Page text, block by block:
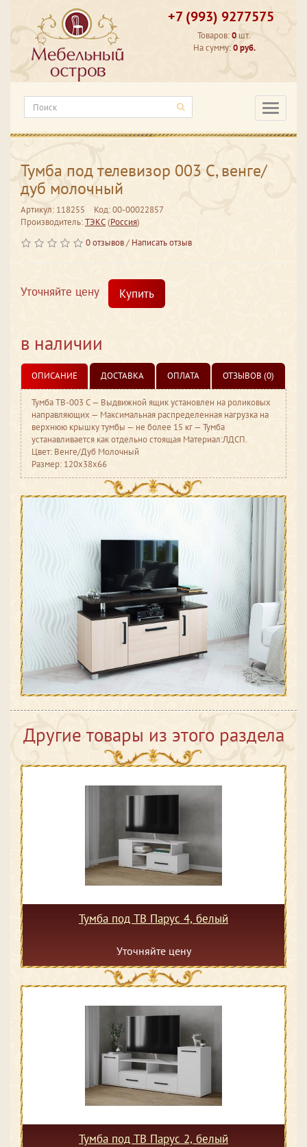
+7 (993) 9277575
Товаров:0 шт.
На сумму:0 руб.
Тумба под телевизор 003 С, венге/
дуб молочный
Артикул: 118255
Код: 00-00022857
Производитель:ТЭКС(Россия)
0 отзывов/ Написать отзыв
Уточняйте цену Купить
в наличии
ОПИСАНИЕ ДОСТАВКА ОПЛАТА ОТЗЫВОВ (0)
Тумба ТВ-003 С — Выдвижной ящик установлен на роликовых
направляющих — Максимальная распределенная нагрузка на
верхнюю крышку тумбы — не более 15 кг — Тумба
устанавливается как отдельно стоящая Материал:ЛДСП.
Цвет: Венге/Дуб Молочный
Размер: 120x38x66
Другие товары из этого раздела
Тумба под ТВ Парус 4, белый
Уточняйте цену
Тумба под ТВ Парус 2, белый